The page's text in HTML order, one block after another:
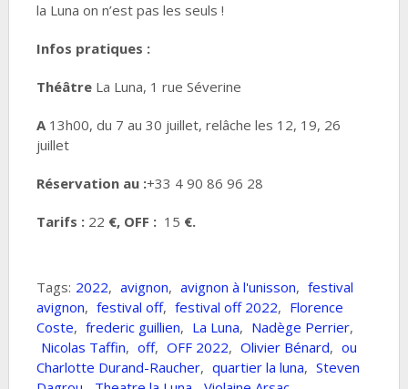
la Luna on n’est pas les seuls !
Infos pratiques :
Théâtre La Luna, 1 rue Séverine
A13h00, du 7 au 30 juillet, relâche les 12, 19, 26
juillet
Réservation au :+33 4 90 86 96 28
Tarifs :22 €, OFF : 15 €.
Tags: 2022, avignon, avignon à l'unisson, festival
avignon, festival off, festival off 2022, Florence
Coste, frederic guillien, La Luna, Nadège Perrier,
Nicolas Taffin, off, OFF 2022, Olivier Bénard, ou
Charlotte Durand-Raucher, quartier la luna, Steven